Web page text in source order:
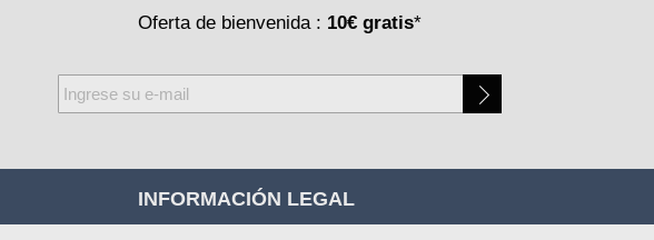
Oferta de bienvenida : 10€ gratis*
Inscríbase
a
boletín
noticias:
INFORMACIÓN LEGAL